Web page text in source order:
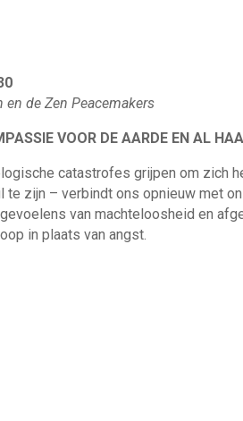
de Zen Peacemakers
VOOR DE AARDE EN AL
catastrofes grijpen om zich
zijn – verbindt ons opnieuw met
van machteloosheid en
in plaats van angst.